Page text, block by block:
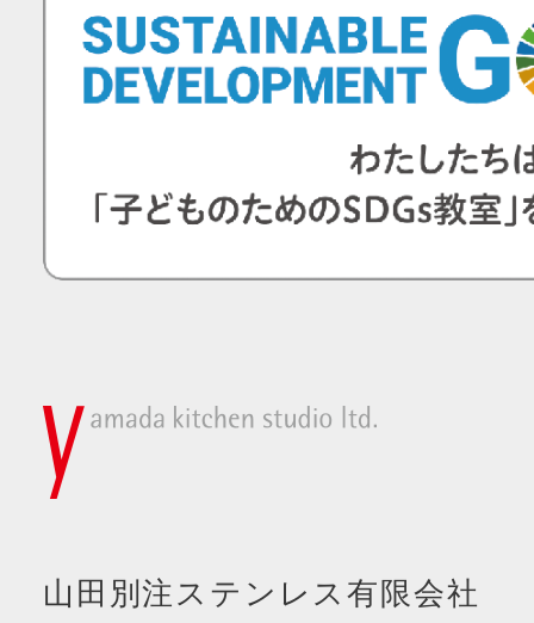
山田別注ステンレス有限会社